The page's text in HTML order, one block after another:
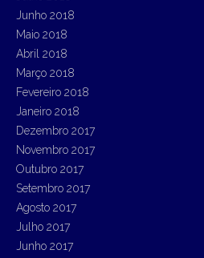
Junho 2018
Maio 2018
Abril 2018
Março 2018
Fevereiro 2018
Janeiro 2018
Dezembro 2017
Novembro 2017
Outubro 2017
Setembro 2017
Agosto 2017
Julho 2017
Junho 2017